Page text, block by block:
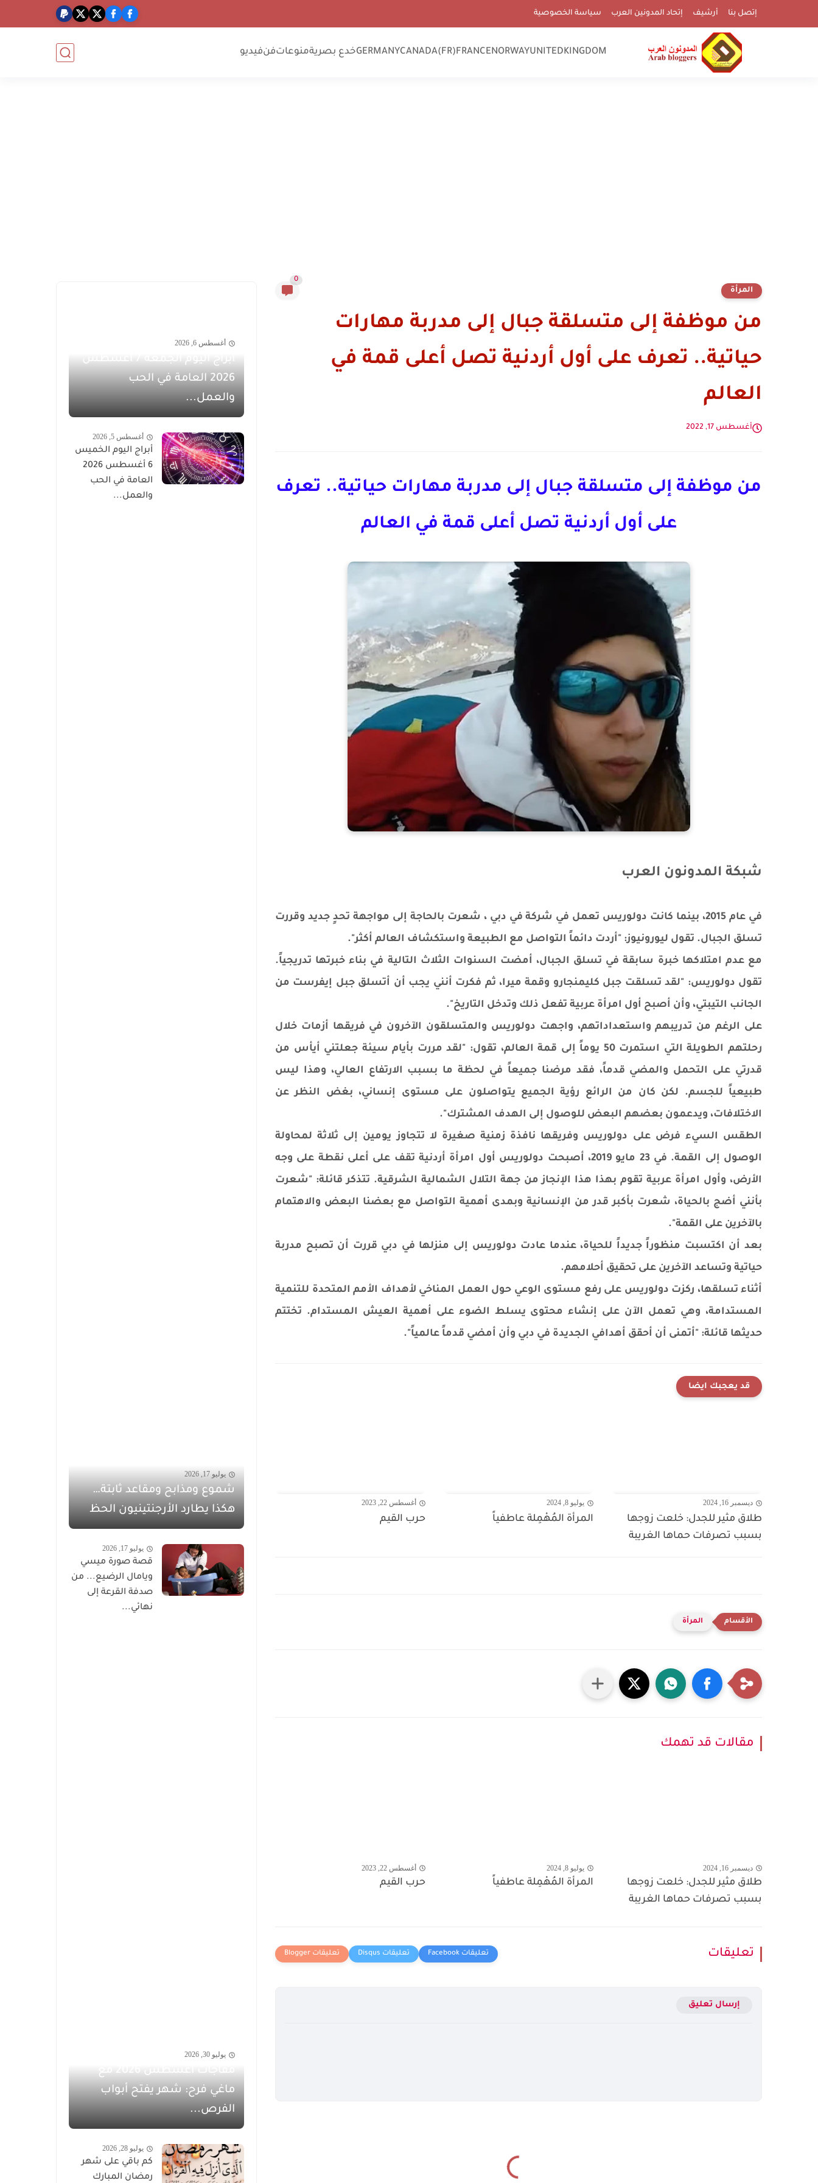
إتصل بنا أرشيف إتحاد المدونين العرب سياسة الخصوصية
UNITEDKINGDOM
NORWAY
FRANCE
CANADA(FR)
GERMANYخدع بصريةمنوعاتفنفيديو
المرأة
0
من موظفة إلى متسلقة جبال إلى مدربة مهارات
حياتية.. تعرف على أول أردنية تصل أعلى قمة في
العالم
أغسطس 17, 2022
من موظفة إلى متسلقة جبال إلى مدربة مهارات حياتية.. تعرف
على أول أردنية تصل أعلى قمة في العالم
شبكة المدونون العرب
في عام 2015، بينما كانت دولوريس تعمل في شركة في دبي ، شعرت بالحاجة إلى مواجهة تحدٍ جديد وقررت
تسلق الجبال. تقول ليورونيوز: "أردت دائماً التواصل مع الطبيعة واستكشاف العالم أكثر".
مع عدم امتلاكها خبرة سابقة في تسلق الجبال، أمضت السنوات الثلاث التالية في بناء خبرتها تدريجياً.
تقول دولوريس: "لقد تسلقت جبل كليمنجارو وقمة ميرا، ثم فكرت أنني يجب أن أتسلق جبل إيفرست من
الجانب التيبتي، وأن أصبح أول امرأة عربية تفعل ذلك وتدخل التاريخ".
على الرغم من تدريبهم واستعداداتهم، واجهت دولوريس والمتسلقون الآخرون في فريقها أزمات خلال
رحلتهم الطويلة التي استمرت 50 يوماً إلى قمة العالم، تقول: "لقد مررت بأيام سيئة جعلتني أيأس من
قدرتي على التحمل والمضي قدماً، فقد مرضنا جميعاً في لحظة ما بسبب الارتفاع العالي، وهذا ليس
طبيعياً للجسم. لكن كان من الرائع رؤية الجميع يتواصلون على مستوى إنساني، بغض النظر عن
الاختلافات، ويدعمون بعضهم البعض للوصول إلى الهدف المشترك".
الطقس السيء فرض على دولوريس وفريقها نافذة زمنية صغيرة لا تتجاوز يومين إلى ثلاثة لمحاولة
الوصول إلى القمة. في 23 مايو 2019، أصبحت دولوريس أول امرأة أردنية تقف على أعلى نقطة على وجه
الأرض، وأول امرأة عربية تقوم بهذا هذا الإنجاز من جهة التلال الشمالية الشرقية. تتذكر قائلة: "شعرت
بأنني أضج بالحياة، شعرت بأكبر قدر من الإنسانية وبمدى أهمية التواصل مع بعضنا البعض والاهتمام
بالآخرين على القمة".
بعد أن اكتسبت منظوراً جديداً للحياة، عندما عادت دولوريس إلى منزلها في دبي قررت أن تصبح مدربة
حياتية وتساعد الآخرين على تحقيق أحلامهم.
أثناء تسلقها، ركزت دولوريس على رفع مستوى الوعي حول العمل المناخي لأهداف الأمم المتحدة للتنمية
المستدامة، وهي تعمل الآن على إنشاء محتوى يسلط الضوء على أهمية العيش المستدام. تختتم
حديثها قائلة: "أتمنى أن أحقق أهدافي الجديدة في دبي وأن أمضي قدماً عالمياً".
قد يعجبك ايضا
ديسمبر 16, 2024
طلاق مثير للجدل: خلعت زوجها
بسبب تصرفات حماها الغريبة
يوليو 8, 2024
المرأة المُهْمِلة عاطفياً
أغسطس 22, 2023
حرب القيم
المرأة
مقالات قد تهمك
ديسمبر 16, 2024
طلاق مثير للجدل: خلعت زوجها
بسبب تصرفات حماها الغريبة
يوليو 8, 2024
المرأة المُهْمِلة عاطفياً
أغسطس 22, 2023
حرب القيم
تعليقات
إرسال تعليق
أغسطس 6, 2026
أبراج اليوم الجمعة 7 أغسطس
2026 العامة في الحب
والعمل...
أغسطس 5, 2026
أبراج اليوم الخميس
6 أغسطس 2026
العامة في الحب
والعمل...
يوليو 17, 2026
شموع ومذابح ومقاعد ثابتة…
هكذا يطارد الأرجنتينيون الحظ
يوليو 17, 2026
قصة صورة ميسي
ويامال الرضيع... من
صدفة القرعة إلى
نهائي...
يوليو 30, 2026
مفاجآت أغسطس 2026 مع
ماغي فرح: شهر يفتح أبواب
الفرص...
يوليو 28, 2026
كم باقي على شهر
رمضان المبارك